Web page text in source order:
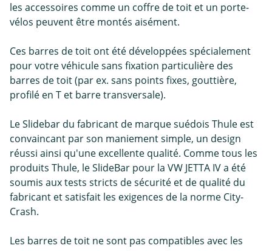
les accessoires comme un coffre de toit et un porte-
vélos peuvent être montés aisément.
Ces barres de toit ont été développées spécialement
pour votre véhicule sans fixation particulière des
barres de toit (par ex. sans points fixes, gouttière,
profilé en T et barre transversale).
Le Slidebar du fabricant de marque suédois Thule est
convaincant par son maniement simple, un design
réussi ainsi qu'une excellente qualité. Comme tous les
produits Thule, le SlideBar pour la VW JETTA IV a été
soumis aux tests stricts de sécurité et de qualité du
fabricant et satisfait les exigences de la norme City-
Crash.
Les barres de toit ne sont pas compatibles avec les